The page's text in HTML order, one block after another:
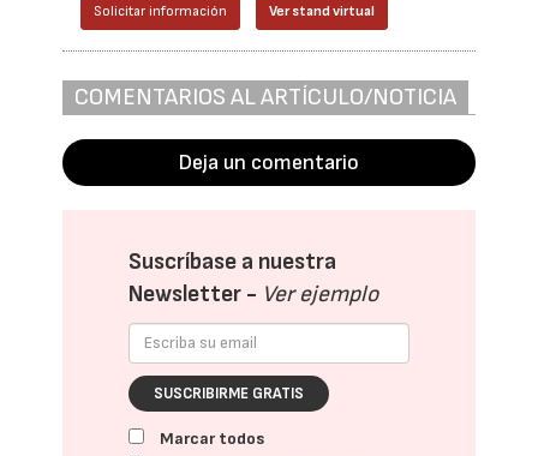
Solicitar información Ver stand virtual
COMENTARIOS AL ARTÍCULO/NOTICIA
Deja un comentario
Suscríbase a nuestra
Newsletter - Ver ejemplo
SUSCRIBIRME GRATIS
Marcar todos